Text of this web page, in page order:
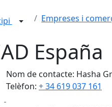
Empreses i
España
Nom de contacte: Hasha
Telèfon: + 34 619 037 161